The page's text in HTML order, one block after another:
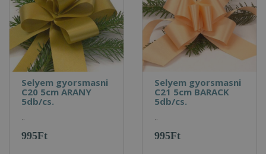
Selyem gyorsmasni
C20 5cm ARANY
5db/cs.
..
995Ft
Selyem gyorsmasni
C21 5cm BARACK
5db/cs.
..
995Ft